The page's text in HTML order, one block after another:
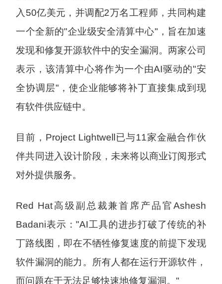
入50亿美元，并调配2万名工程师，共同构建
一个全新的"企业级安全清算中心"，旨在加速
发现和修复开源软件中的安全漏洞。两家公司
表示，该清算中心将作为一个由AI驱动的"安
全协调层"，使企业能够将补丁直接集成到现
有软件供应链中。
目前，Project Lightwell已与11家金融合作伙
伴共同进入设计阶段，未来将以商业订阅形式
对外提供服务。
Red Hat高级副总裁兼首席产品官Ashesh
Badani表示："AI工具的进步打破了传统的补
丁路线图，即在不牺牲修复速度的前提下发现
软件漏洞的能力。所有人都在运行开源软件，
而问题在于无法足够快速地修复漏洞。"